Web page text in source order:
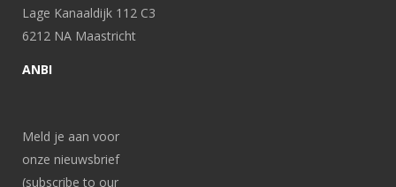
Lage Kanaaldijk 112 C3
6212 NA Maastricht
ANBI
Meld je aan voor
onze nieuwsbrief
(subscribe to our